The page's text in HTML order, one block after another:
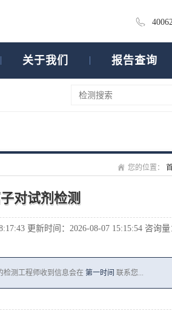
关于我们 报告查询
您的位置：
对试剂检测
更新时间：2026-08-07 15:15:54 咨询量
检测工程师收到信息会在第一时间 联系您...